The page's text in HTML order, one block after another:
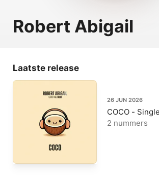
Robert Abigail
Laatste release
26 JUN 2026
COCO - Single
2 nummers